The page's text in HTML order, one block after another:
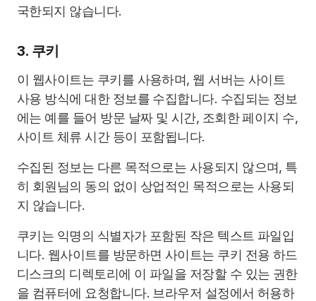
국한되지 않습니다.
3. 쿠키
이 웹사이트는 쿠키를 사용하며, 웹 서버는 사이트
사용 방식에 대한 정보를 수집합니다. 수집되는 정보
에는 예를 들어 방문 날짜 및 시간, 조회한 페이지 수,
사이트 체류 시간 등이 포함됩니다.
수집된 정보는 다른 목적으로는 사용되지 않으며, 특
히 회원님의 동의 없이 상업적인 목적으로는 사용되
지 않습니다.
쿠키는 익명의 식별자가 포함된 작은 텍스트 파일입
니다. 웹사이트를 방문하면 사이트는 쿠키 전용 하드
디스크의 디렉토리에 이 파일을 저장할 수 있는 권한
을 컴퓨터에 요청합니다. 브라우저 설정에서 허용하